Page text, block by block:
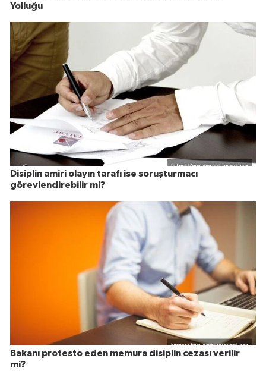
Yolluğu
Disiplin amiri olayın tarafı ise soruşturmacı
görevlendirebilir mi?
Bakanı protesto eden memura disiplin cezası verilir
mi?